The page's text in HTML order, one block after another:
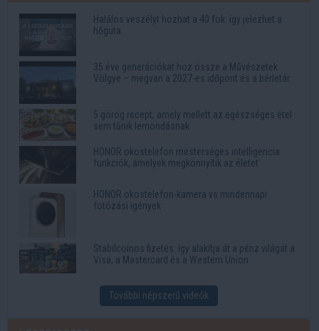
Halálos veszélyt hozhat a 40 fok: így jelezhet a
hőguta
35 éve generációkat hoz össze a Művészetek
Völgye – megvan a 2027-es időpont és a bérletár
5 görög recept, amely mellett az egészséges étel
sem tűnik lemondásnak
HONOR okostelefon mesterséges intelligencia
funkciók, amelyek megkönnyítik az életet
HONOR okostelefon-kamera vs mindennapi
fotózási igények
Stabilcoinos fizetés: így alakítja át a pénz világát a
Visa, a Mastercard és a Western Union
További népszerű videók